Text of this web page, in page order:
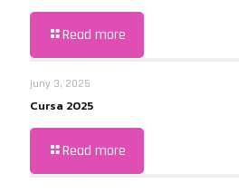
Read more
juny 3, 2025
Cursa 2025
Read more